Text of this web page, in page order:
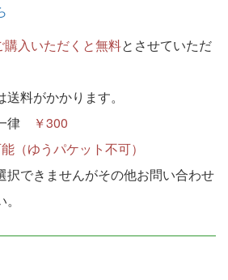
購入いただくと無料とさせていただ
料がかかります。
律
￥300
（ゆうパケット不可）
択できませんがその他お問い合わせ